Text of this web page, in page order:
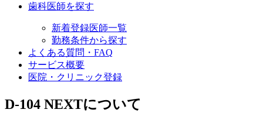
歯科医師を探す
新着登録医師一覧
勤務条件から探す
よくある質問・FAQ
サービス概要
医院・クリニック登録
D-104 NEXTについて